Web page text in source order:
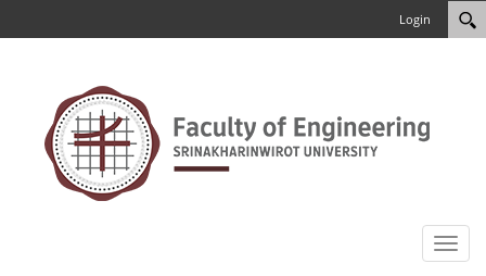
Login
Toggle